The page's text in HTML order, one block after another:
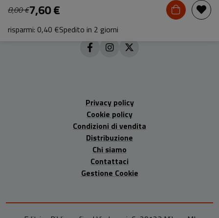
8,00 €7,60 €
risparmi: 0,40 €Spedito in 2 giorni
Privacy policy
Cookie policy
Condizioni di vendita
Distribuzione
Chi siamo
Contattaci
Gestione Cookie